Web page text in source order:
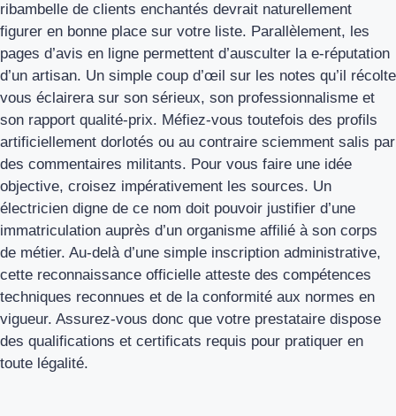
ribambelle de clients enchantés devrait naturellement
figurer en bonne place sur votre liste. Parallèlement, les
pages d’avis en ligne permettent d’ausculter la e-réputation
d’un artisan. Un simple coup d’œil sur les notes qu’il récolte
vous éclairera sur son sérieux, son professionnalisme et
son rapport qualité-prix. Méfiez-vous toutefois des profils
artificiellement dorlotés ou au contraire sciemment salis par
des commentaires militants. Pour vous faire une idée
objective, croisez impérativement les sources. Un
électricien digne de ce nom doit pouvoir justifier d’une
immatriculation auprès d’un organisme affilié à son corps
de métier. Au-delà d’une simple inscription administrative,
cette reconnaissance officielle atteste des compétences
techniques reconnues et de la conformité aux normes en
vigueur. Assurez-vous donc que votre prestataire dispose
des qualifications et certificats requis pour pratiquer en
toute légalité.